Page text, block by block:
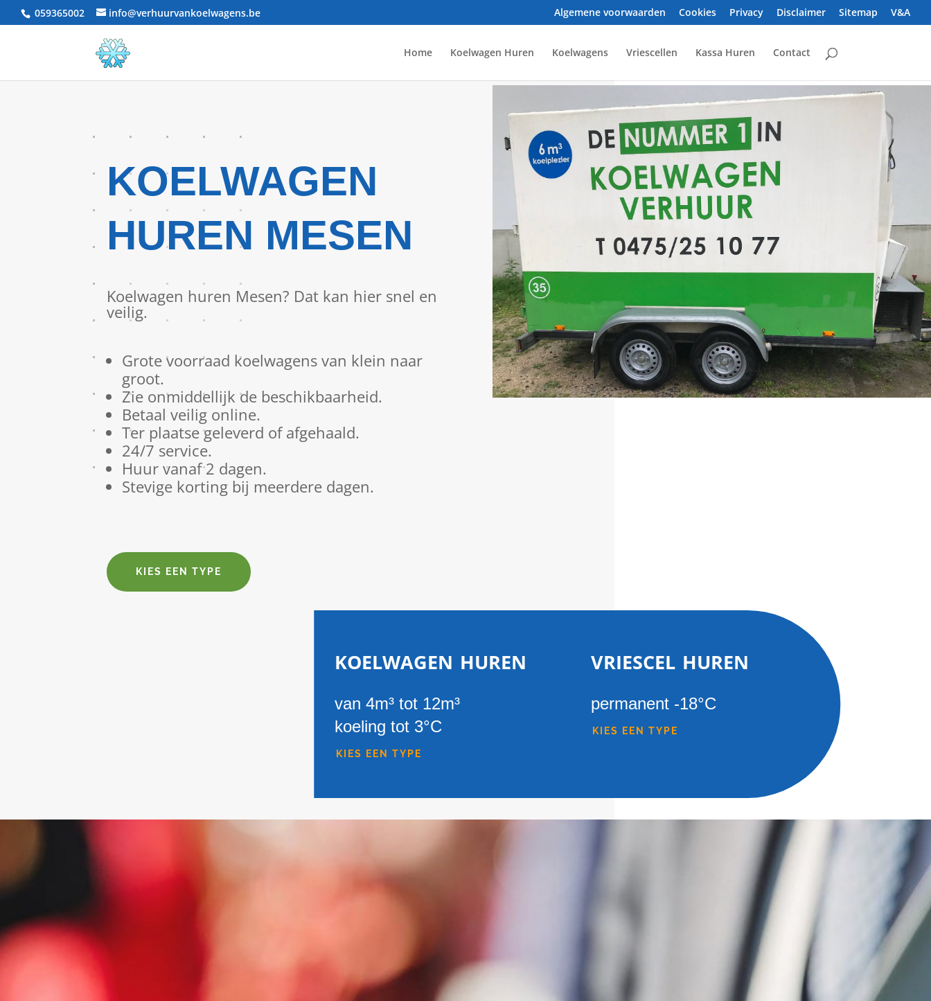
059365002 info@verhuurvankoelwagens.be Algemene voorwaarden Cookies Privacy Disclaimer Sitemap V&A
Home Koelwagen Huren Koelwagens Vriescellen Kassa Huren Contact
KOELWAGEN
HUREN MESEN
Koelwagen huren Mesen? Dat kan hier snel en
veilig.
Grote voorraad koelwagens van klein naar
groot.
Zie onmiddellijk de beschikbaarheid.
Betaal veilig online.
Ter plaatse geleverd of afgehaald.
24/7 service.
Huur vanaf 2 dagen.
Stevige korting bij meerdere dagen.
KIES EEN TYPE
koelwagen huren
van 4m³ tot 12m³
koeling tot 3°C
KIES EEN TYPE
vriescel huren
permanent -18°C
KIES EEN TYPE